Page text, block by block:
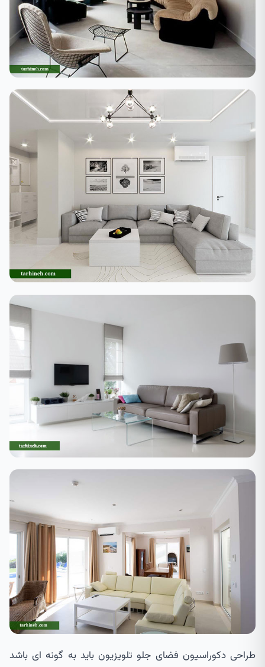
طراحی دکوراسیون فضای جلو تلویزیون باید به گونه ای باشد